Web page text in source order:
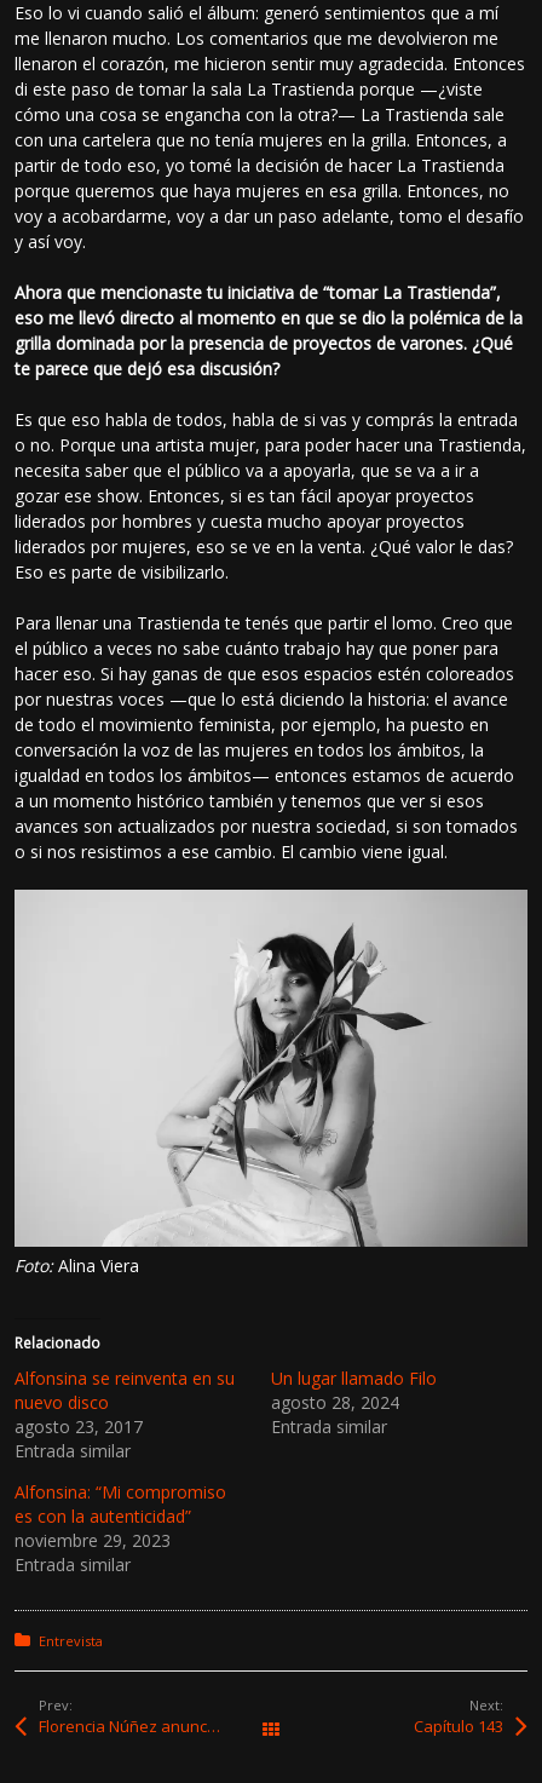
Eso lo vi cuando salió el álbum: generó sentimientos que a mí
me llenaron mucho. Los comentarios que me devolvieron me
llenaron el corazón, me hicieron sentir muy agradecida. Entonces
di este paso de tomar la sala La Trastienda porque —¿viste
cómo una cosa se engancha con la otra?— La Trastienda sale
con una cartelera que no tenía mujeres en la grilla. Entonces, a
partir de todo eso, yo tomé la decisión de hacer La Trastienda
porque queremos que haya mujeres en esa grilla. Entonces, no
voy a acobardarme, voy a dar un paso adelante, tomo el desafío
y así voy.
Ahora que mencionaste tu iniciativa de “tomar La Trastienda”,
eso me llevó directo al momento en que se dio la polémica de la
grilla dominada por la presencia de proyectos de varones. ¿Qué
te parece que dejó esa discusión?
Es que eso habla de todos, habla de si vas y comprás la entrada
o no. Porque una artista mujer, para poder hacer una Trastienda,
necesita saber que el público va a apoyarla, que se va a ir a
gozar ese show. Entonces, si es tan fácil apoyar proyectos
liderados por hombres y cuesta mucho apoyar proyectos
liderados por mujeres, eso se ve en la venta. ¿Qué valor le das?
Eso es parte de visibilizarlo.
Para llenar una Trastienda te tenés que partir el lomo. Creo que
el público a veces no sabe cuánto trabajo hay que poner para
hacer eso. Si hay ganas de que esos espacios estén coloreados
por nuestras voces —que lo está diciendo la historia: el avance
de todo el movimiento feminista, por ejemplo, ha puesto en
conversación la voz de las mujeres en todos los ámbitos, la
igualdad en todos los ámbitos— entonces estamos de acuerdo
a un momento histórico también y tenemos que ver si esos
avances son actualizados por nuestra sociedad, si son tomados
o si nos resistimos a ese cambio. El cambio viene igual.
Foto:Alina Viera
Relacionado
Alfonsina se reinventa en su
nuevo disco
agosto 23, 2017
Entrada similar
Un lugar llamado Filo
agosto 28, 2024
Entrada similar
Alfonsina: “Mi compromiso
es con la autenticidad”
noviembre 29, 2023
Entrada similar
Posted in:
Entrevista
Prev:
Florencia Núñez anunció su gira «Década y Media», que celebra sus 15 años de trayectoria
Next:
Capítulo 143